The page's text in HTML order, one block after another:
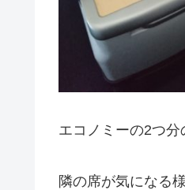
エコノミーの2つ分
隣の席が気になる